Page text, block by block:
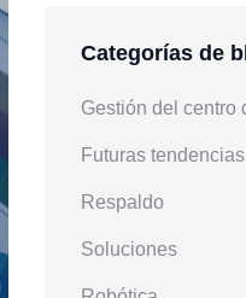
Categorías de
Gestión del centro
Futuras tendencias
Respaldo
Soluciones